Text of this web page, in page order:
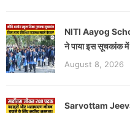
NITI Aayog
ने पाया इस सूचकांक में
August 8, 2026
Sarvottam